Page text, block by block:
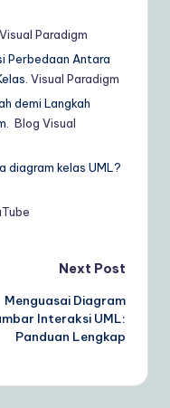
Visual Paradigm
Perbedaan Antara
Visual Paradigm
demi Langkah
Blog Visual
diagram kelas UML?
Next Post
Menguasai Diagram
Interaksi UML:
Panduan Lengkap